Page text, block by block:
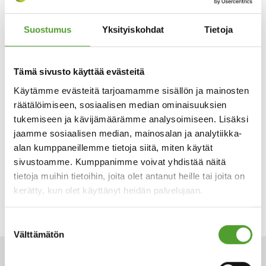
Suostumus Yksityiskohdat Tietoja
Tämä sivusto käyttää evästeitä
Käytämme evästeitä tarjoamamme sisällön ja mainosten
räätälöimiseen, sosiaalisen median ominaisuuksien
tukemiseen ja kävijämäärämme analysoimiseen. Lisäksi
jaamme sosiaalisen median, mainosalan ja analytiikka-
alan kumppaneillemme tietoja siitä, miten käytät
sivustoamme. Kumppanimme voivat yhdistää näitä
tietoja muihin tietoihin, joita olet antanut heille tai joita on
kerätty, kun olet käyttänyt heidän palvelujaan.
valinta
Välttämätön
Maailmanlaajuisten kumppanien Reach-rekisteröidyt
tuotteet toimitetaan asiakkaille paikallisista varastoista.
Yhtiö tarjoaa palveluja yli 3 000 teollisuusyritykselle
Yhtiö kuuluu Algol-konserniin.
Buratec lyhyesti
Buratec Oy on muovin väri- ja lisäaineisiin sekä
kompaundeihin ja raaka-aineisiin erikoistunut myyntiyritys,
joka on perustettu vuonna 1991. Toimintamme ytimessä ovat
luotettavuus, nopeus joustavuus ja täsmällisyys.